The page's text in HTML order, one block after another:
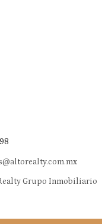
Grupo Inmobiliario